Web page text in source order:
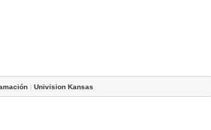
| Univision Kansas